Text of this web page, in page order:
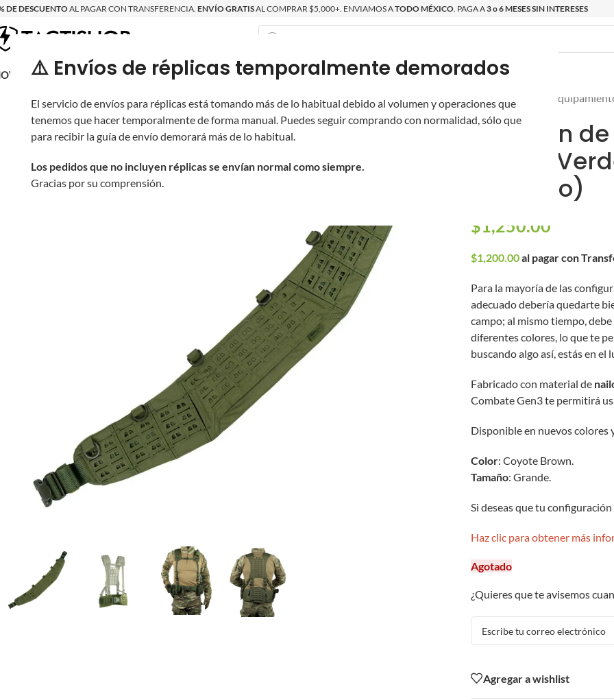
⚠️ Envíos de réplicas temporalmente demorados
El servicio de envíos para réplicas está tomando más de lo habitual debido al volumen y operaciones que
tenemos que hacer temporalmente de forma manual. Puedes seguir comprando con normalidad, sólo que
para recibir la guía de envío demorará más de lo habitual.
Los pedidos que no incluyen réplicas se envían normal como siempre.
Gracias por su comprensión.
DE DESCUENTOAL PAGAR CON TRANSFERENCIA. ENVÍO GRATISAL COMPRAR $5,000+. ENVIAMOS ATODO MÉXICO . PAGA A3 o 6 MESES SIN INTERESES
RÉPLICASPARTES Y ACCESORIOSEQUIPOPRODUCTOS NUEVOSPROMOCIONES
Inicio
Cinturón
(Color:
Mediano)
$1,250.00
$1,200.00al pagar con
Para la mayoría de las
adecuado debería quedarte
campo; al mismo tiempo,
diferentes colores, lo que te
buscando algo así, estás en el
Fabricado con material de
Combate Gen3 te permitirá
Disponible en nuevos colores
Color: Coyote Brown.
Tamaño: Grande.
Si deseas que tu
Haz clic para obtener más
Agotado
¿Quieres que te avisemos
Agregar a wishlist